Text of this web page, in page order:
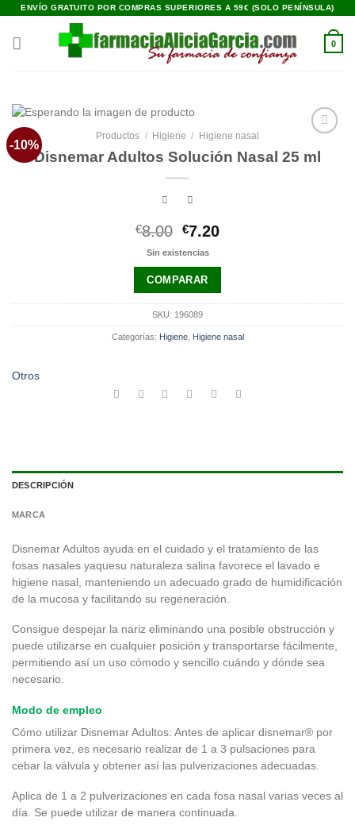
Saltar
contenido
ENVÍO GRATUITO POR COMPRAS SUPERIORES A 59€ (SOLO PENÍNSULA)
0
-10%
a la
Productos / Higiene / Higiene nasal
Disnemar Adultos Solución Nasal 25 ml
€8.00 El
precio
era:
€8.00.
€7.20El
€7.20.
Sin existencias
COMPARAR
SKU: 196089
Categorías: Higiene, Higiene nasal
Otros
DESCRIPCIÓN
MARCA
Disnemar Adultos ayuda en el cuidado y el tratamiento de las
fosas nasales yaquesu naturaleza salina favorece el lavado e
higiene nasal, manteniendo un adecuado grado de humidificación
de la mucosa y facilitando su regeneración.
Consigue despejar la nariz eliminando una posible obstrucción y
puede utilizarse en cualquier posición y transportarse fácilmente,
permitiendo así un uso cómodo y sencillo cuándo y dónde sea
necesario.
Modo de empleo
Cómo utilizar Disnemar Adultos: Antes de aplicar disnemar® por
primera vez, es necesario realizar de 1 a 3 pulsaciones para
cebar la válvula y obtener así las pulverizaciones adecuadas.
Aplica de 1 a 2 pulverizaciones en cada fosa nasal varias veces al
día. Se puede utilizar de manera continuada.